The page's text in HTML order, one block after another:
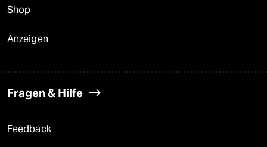
Shop
Anzeigen
Fragen & Hilfe
Feedback